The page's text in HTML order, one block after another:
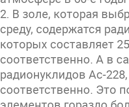
2. В золе, которая
среду, содержатся
которых составляет
соответственно. А в
радионуклидов Ac-
соответственно. Это